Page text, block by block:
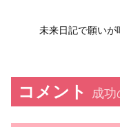
未来日記で願いが
コメント 成功